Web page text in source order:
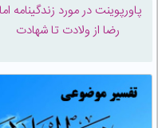
پاورپوینت در مورد زندگینامه
رضا از ولادت تا شهادت